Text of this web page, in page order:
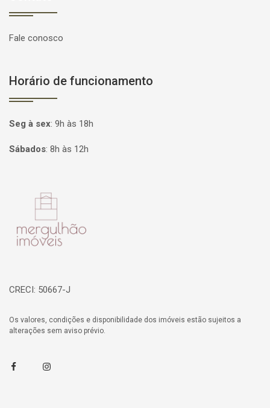
Fale conosco
Horário de funcionamento
Seg à sex: 9h às 18h
Sábados: 8h às 12h
CRECI: 50667-J
Os valores, condições e disponibilidade dos imóveis estão sujeitos a
alterações sem aviso prévio.
FacebookInstagram